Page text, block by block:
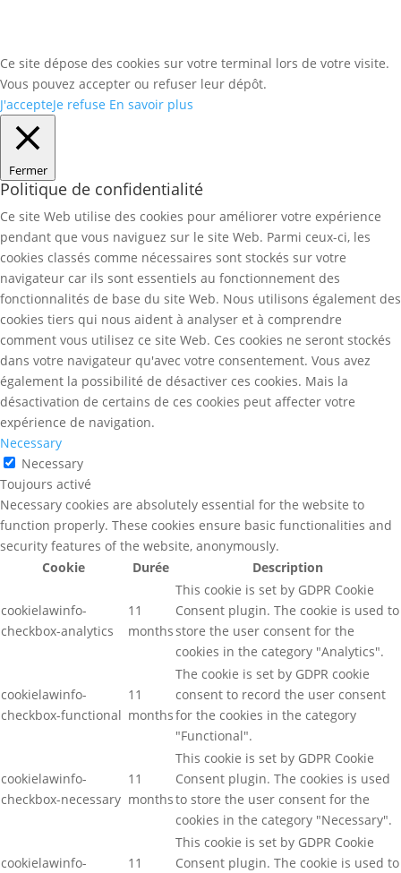
Ce site dépose des cookies sur votre terminal lors de votre visite.
Vous pouvez accepter ou refuser leur dépôt.
J'accepteJe refuse En savoir plus
Fermer
Politique de confidentialité
Ce site Web utilise des cookies pour améliorer votre expérience
pendant que vous naviguez sur le site Web. Parmi ceux-ci, les
cookies classés comme nécessaires sont stockés sur votre
navigateur car ils sont essentiels au fonctionnement des
fonctionnalités de base du site Web. Nous utilisons également des
cookies tiers qui nous aident à analyser et à comprendre
comment vous utilisez ce site Web. Ces cookies ne seront stockés
dans votre navigateur qu'avec votre consentement. Vous avez
également la possibilité de désactiver ces cookies. Mais la
désactivation de certains de ces cookies peut affecter votre
expérience de navigation.
Necessary
Necessary
Toujours activé
Necessary cookies are absolutely essential for the website to
function properly. These cookies ensure basic functionalities and
security features of the website, anonymously.
Cookie
Durée Description
cookielawinfo-
checkbox-analytics
11
months
This cookie is set by GDPR Cookie
Consent plugin. The cookie is used to
store the user consent for the
cookies in the category "Analytics".
cookielawinfo-
checkbox-functional
11
months
The cookie is set by GDPR cookie
consent to record the user consent
for the cookies in the category
"Functional".
cookielawinfo-
checkbox-necessary
11
months
This cookie is set by GDPR Cookie
Consent plugin. The cookies is used
to store the user consent for the
cookies in the category "Necessary".
cookielawinfo-
11
This cookie is set by GDPR Cookie
Consent plugin. The cookie is used to